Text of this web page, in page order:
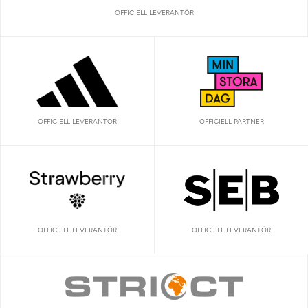
OFFICIELL LEVERANTÖR
OFFICIELL LEVERANTÖR OFFICIELL PARTNER
OFFICIELL LEVERANTÖR OFFICIELL LEVERANTÖR